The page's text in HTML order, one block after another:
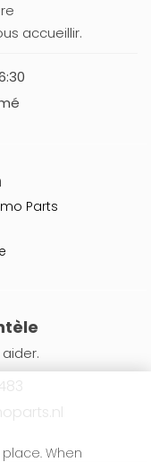
When
accueillir.
Parts